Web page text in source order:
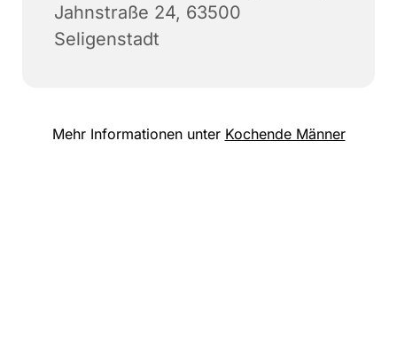
Jahnstraße 24, 63500
Seligenstadt
Mehr Informationen unter Kochende Männer